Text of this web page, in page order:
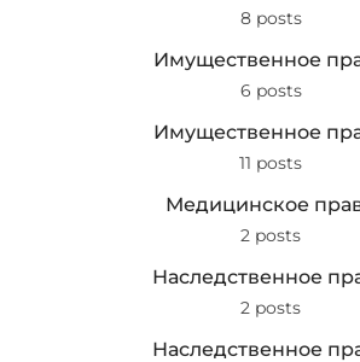
8 posts
Имущественное
6 posts
Имущественное
11 posts
Медицинское
2 posts
Наследственное
2 posts
Наследственное